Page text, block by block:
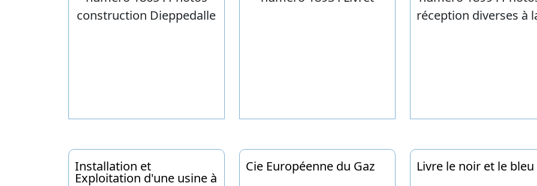
Installation et
Exploitation d'une usine à
Cie Européenne du Gaz Livre le noir et le bleu